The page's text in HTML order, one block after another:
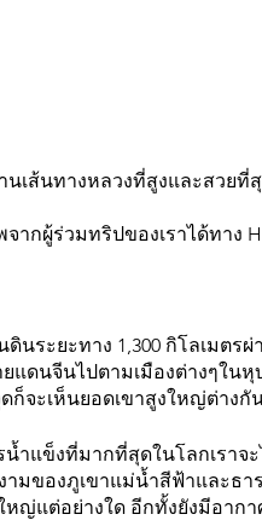
เส้นทางหลวงที่สูงและสวยที่
กผู้ร่วมทริปของเราได้ทาง
นระยะทาง 1,300 กิโลเมตร
ดนจีนไปตามเมืองต่างๆในหุ
จะเห็นยอดเขาสูงใหญ่ต่างกั
ำแข็งที่มากที่สุดในโลกเรา
มของภูเขาแม่น้ำสีฟ้าและธา
ญ่แต่อย่างใด อีกทั้งยังมีอาก